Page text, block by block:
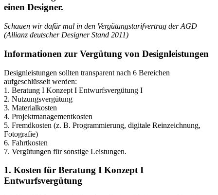
einen Designer.
Schauen wir dafür mal in den Vergütungstarifvertrag der AGD
(Allianz deutscher Designer Stand 2011)
Informationen zur Vergütung von Designleistungen
Designleistungen sollten transparent nach 6 Bereichen
aufgeschlüsselt werden:
1. Beratung I Konzept I Entwurfsvergütung I
2. Nutzungsvergütung
3. Materialkosten
4. Projektmanagementkosten
5. Fremdkosten (z. B. Programmierung, digitale Reinzeichnung,
Fotografie)
6. Fahrtkosten
7. Vergütungen für sonstige Leistungen.
1. Kosten für Beratung I Konzept I
Entwurfsvergütung